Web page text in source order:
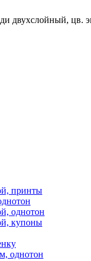
двухслойный, цв.
принты
однотон
купоны
однотон